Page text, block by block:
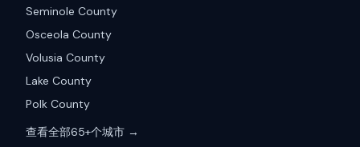
Seminole County
Osceola County
Volusia County
Lake County
Polk County
查看全部65+个城市 →